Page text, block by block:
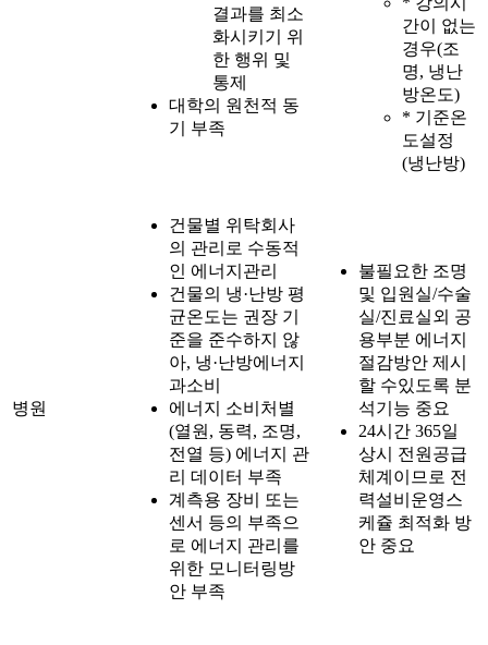
결과를 최소
화시키기 위
한 행위 및
통제
대학의 원천적 동
기 부족
간이 없는
경우(조
명, 냉난
방온도)
* 기준온
도설정
(냉난방)
병원
건물별 위탁회사
의 관리로 수동적
인 에너지관리
건물의 냉·난방 평
균온도는 권장 기
준을 준수하지 않
아, 냉·난방에너지
과소비
에너지 소비처별
(열원, 동력, 조명,
전열 등) 에너지 관
리 데이터 부족
계측용 장비 또는
센서 등의 부족으
로 에너지 관리를
위한 모니터링방
안 부족
불필요한 조명
및 입원실/수술
실/진료실외 공
용부분 에너지
절감방안 제시
할 수있도록 분
석기능 중요
24시간 365일
상시 전원공급
체계이므로 전
력설비운영스
케쥴 최적화 방
안 중요